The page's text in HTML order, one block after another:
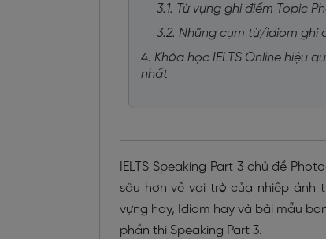
3.1. Từ vựng ghi điểm Topic
3.2. Những cụm từ/idiom ghi
4. Khóa học IELTS Online hiệu
nhất
IELTS Speaking Part 3 chủ đề
sâu hơn về vai trò của nhiếp
vựng hay, Idiom hay và bài mẫu
phần thi Speaking Part 3.